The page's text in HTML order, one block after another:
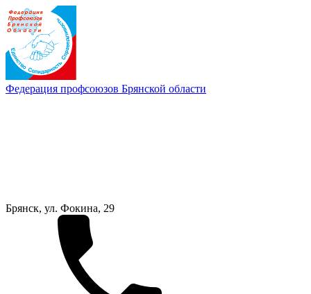
Федерация профсоюзов Брянской области
Брянск, ул. Фокина, 29